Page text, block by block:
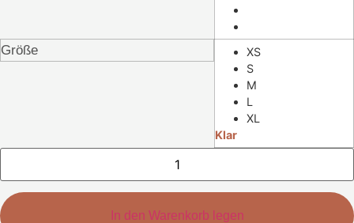
Größe
XS
S
M
L
XL
Klar
Nora
Menge
In den Warenkorb legen